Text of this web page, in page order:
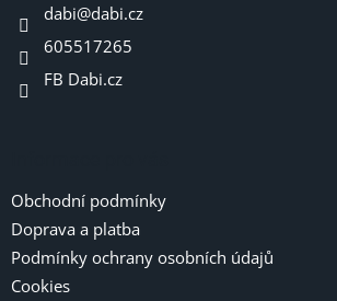
dabi@dabi.cz
605517265
FB Dabi.cz
Obchodní podmínky
Doprava a platba
Podmínky ochrany osobních údajů
Cookies